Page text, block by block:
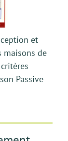
et
maisons de
Passive